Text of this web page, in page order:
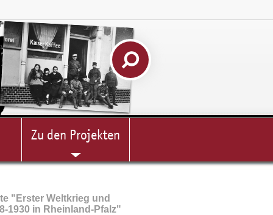
Zu den Projekten
"Erster Weltkrieg und
1930 in Rheinland-Pfalz"